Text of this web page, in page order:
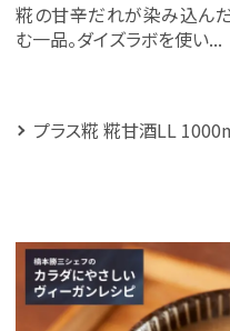
糀の甘辛だれが染み込ん
む一品。ダイズラボを使い...
プラス糀 糀甘酒LL